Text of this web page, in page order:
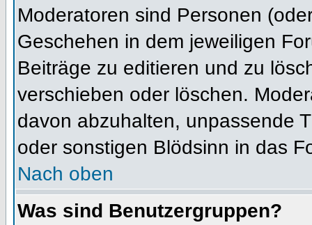
Moderatoren sind Personen
Geschehen in dem jeweiligen
Beiträge zu editieren und zu
verschieben oder löschen.
davon abzuhalten, unpassende
oder sonstigen Blödsinn in das
Nach oben
Was sind Benutzergruppen?